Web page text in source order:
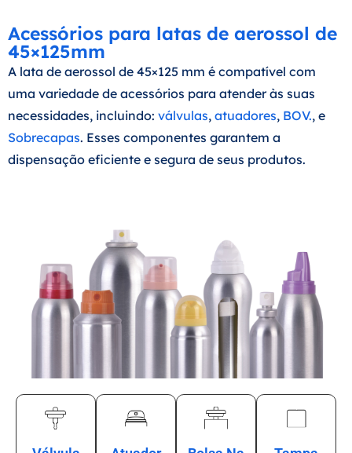
Acessórios para latas de aerossol de
45×125mm
A lata de aerossol de 45×125 mm é compatível com
uma variedade de acessórios para atender às suas
necessidades, incluindo: válvulas, atuadores, BOV., e
Sobrecapas. Esses componentes garantem a
dispensação eficiente e segura de seus produtos.